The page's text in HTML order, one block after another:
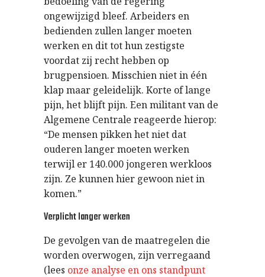
ongewijzigd bleef. Arbeiders en
bedienden zullen langer moeten
werken en dit tot hun zestigste
voordat zij recht hebben op
brugpensioen. Misschien niet in één
klap maar geleidelijk. Korte of lange
pijn, het blijft pijn. Een militant van de
Algemene Centrale reageerde hierop:
“De mensen pikken het niet dat
ouderen langer moeten werken
terwijl er 140.000 jongeren werkloos
zijn. Ze kunnen hier gewoon niet in
komen.”
Verplicht langer werken
De gevolgen van de maatregelen die
worden overwogen, zijn verregaand
(lees onze analyse en ons standpunt